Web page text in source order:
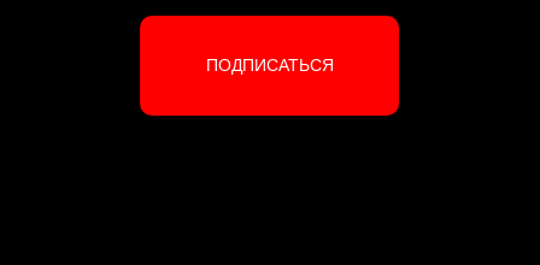
ПОДПИСАТЬСЯ